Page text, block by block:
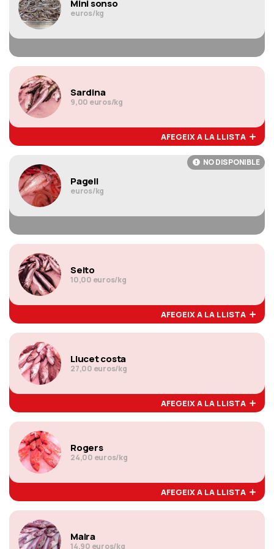
Mini sonso
euros/kg
Sardina
9,00 euros/kg
AFEGEIX A LA LLISTA
NO DISPONIBLE
Pagell
euros/kg
Seito
10,00 euros/kg
AFEGEIX A LA LLISTA
Llucet costa
27,00 euros/kg
AFEGEIX A LA LLISTA
Rogers
24,00 euros/kg
AFEGEIX A LA LLISTA
Maira
14,90 euros/kg